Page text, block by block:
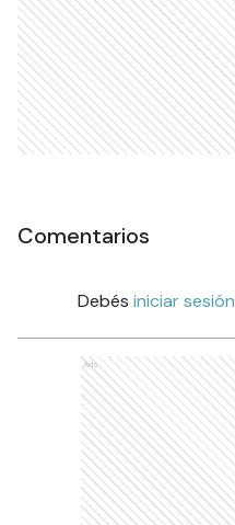
Comentarios
Debés iniciar sesión
Ads